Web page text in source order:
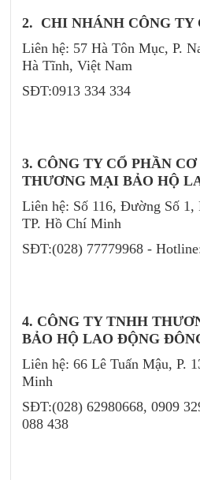
2. CHI NHÁNH CÔNG TY
Liên hệ: 57 Hà Tôn Mục, P.
Hà Tĩnh, Việt Nam
SĐT:0913 334 334
3. CÔNG TY CỔ PHẦN
THƯƠNG MẠI BẢO HỘ
Liên hệ: Số 116, Đường Số 1,
TP. Hồ Chí Minh
SĐT:(028) 77779968 -
4. CÔNG TY TNHH
BẢO HỘ LAO ĐỘNG
Liên hệ: 66 Lê Tuấn Mậu, P.
Minh
SĐT:(028) 62980668, 0909
088 438